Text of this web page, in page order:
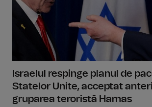
Israelul respinge planul de
Statelor Unite, acceptat
gruparea teroristă Hamas